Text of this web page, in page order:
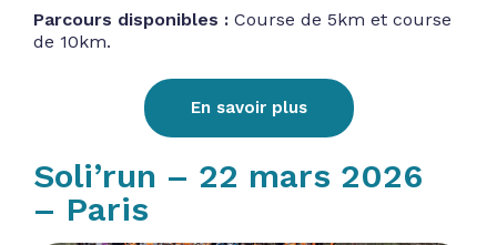
Parcours disponibles : Course de 5km et course
de 10km.
En savoir plus
Soli’run – 22 mars 2026
– Paris